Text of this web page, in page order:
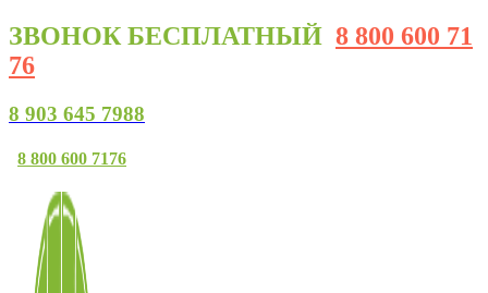
ЗВОНОК БЕСПЛАТНЫЙ 8 800 600 71
76
8 903 645 7988
8 800 600 7176